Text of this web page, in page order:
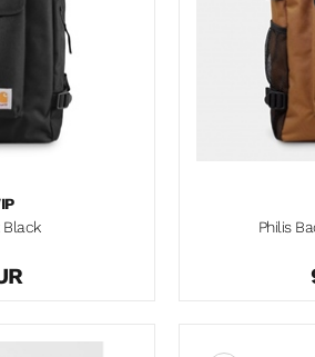
Black
Philis